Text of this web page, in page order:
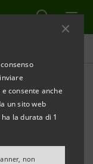
consente anche
un sito web
la durata di 1
non
e
per